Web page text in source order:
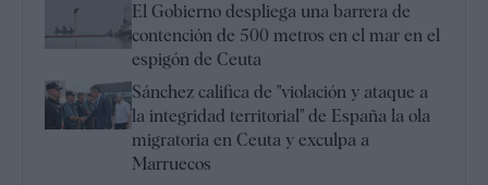
El Gobierno despliega una barrera de
contención de 500 metros en el mar en el
espigón de Ceuta
Sánchez califica de "violación y ataque a
la integridad territorial" de España la ola
migratoria en Ceuta y exculpa a
Marruecos